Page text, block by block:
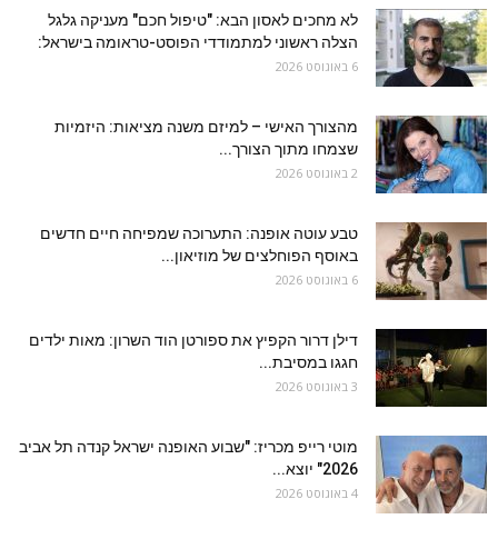
לא מחכים לאסון הבא: "טיפול חכם" מעניקה גלגל
הצלה ראשוני למתמודדי הפוסט-טראומה בישראל:
6 באוגוסט 2026
מהצורך האישי – למיזם משנה מציאות: היזמיות
שצמחו מתוך הצורך...
2 באוגוסט 2026
טבע עוטה אופנה: התערוכה שמפיחה חיים חדשים
באוסף הפוחלצים של מוזיאון...
6 באוגוסט 2026
דילן דרור הקפיץ את ספורטן הוד השרון: מאות ילדים
חגגו במסיבת...
3 באוגוסט 2026
מוטי רייפ מכריז: "שבוע האופנה ישראל קנדה תל אביב
2026" יוצא...
4 באוגוסט 2026